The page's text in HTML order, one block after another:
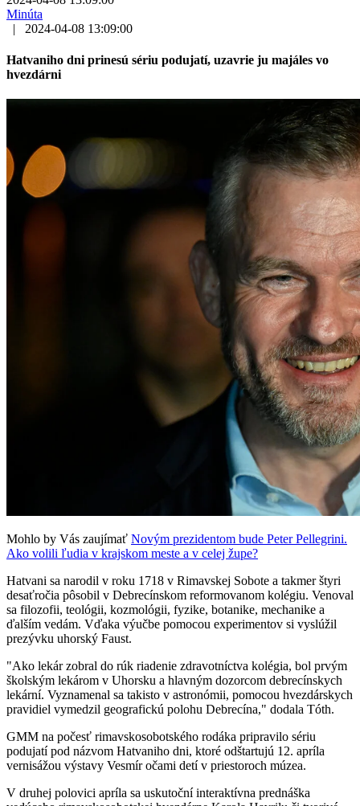
Minúta
|
2024-04-08 13:09:00
Hatvaniho dni prinesú sériu podujatí, uzavrie ju majáles vo
hvezdárni
Mohlo by Vás zaujímať Novým prezidentom bude Peter Pellegrini.
Ako volili ľudia v krajskom meste a v celej župe?
Hatvani sa narodil v roku 1718 v Rimavskej Sobote a takmer štyri
desaťročia pôsobil v Debrecínskom reformovanom kolégiu. Venoval
sa filozofii, teológii, kozmológii, fyzike, botanike, mechanike a
ďalším vedám. Vďaka výučbe pomocou experimentov si vyslúžil
prezývku uhorský Faust.
"Ako lekár zobral do rúk riadenie zdravotníctva kolégia, bol prvým
školským lekárom v Uhorsku a hlavným dozorcom debrecínskych
lekární. Vyznamenal sa takisto v astronómii, pomocou hvezdárskych
pravidiel vymedzil geografickú polohu Debrecína," dodala Tóth.
GMM na počesť rimavskosobotského rodáka pripravilo sériu
podujatí pod názvom Hatvaniho dni, ktoré odštartujú 12. apríla
vernisážou výstavy Vesmír očami detí v priestoroch múzea.
V druhej polovici apríla sa uskutoční interaktívna prednáška